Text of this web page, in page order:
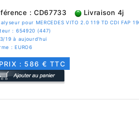
: CD67733 Livraison 4j
pour MERCEDES VITO 2.0 119 TD CDI FAP
: 654920 (447)
19 à aujourd'hui
: EURO6
: 586 € TTC